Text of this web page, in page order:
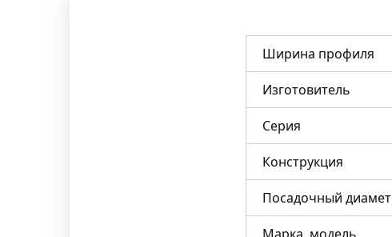
Ширина профиля
Изготовитель
Серия
Конструкция
Посадочный